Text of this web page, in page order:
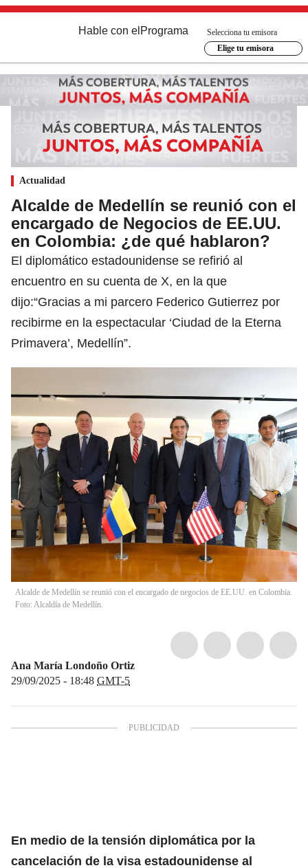
Hable con el Programa
Selecciona tu emisora
Elige tu emisora
Actualidad
Alcalde de Medellín se reunió con el
encargado de Negocios de EE.UU.
en Colombia: ¿de qué hablaron?
El diplomático estadounidense se refirió al
encuentro en su cuenta de X, en la que
dijo:“Gracias a mi parcero Federico Gutierrez por
recibirme en la espectacular ‘Ciudad de la Eterna
Primavera’, Medellín”.
Alcalde de Medellín se reunió con el encargado de negocios de EE.UU. en Colombia.
Foto: Alcaldía de Medellín.
Ana María Londoño Ortiz
29/09/2025 - 18:48 GMT-5
En medio de la tensión diplomática por la
cancelación de la visa estadounidense al